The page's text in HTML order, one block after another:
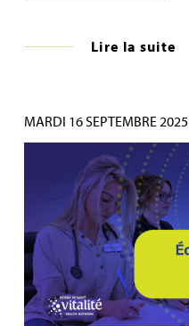
Lire la suite
MARDI 16 SEPTEMBRE 2025